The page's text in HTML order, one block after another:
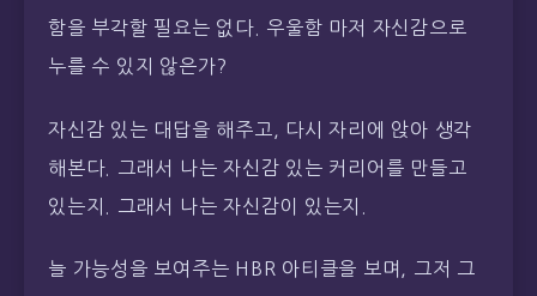
함을 부각할 필요는 없다. 우울함 마저 자신감으로
누를 수 있지 않은가?
자신감 있는 대답을 해주고, 다시 자리에 앉아 생각
해본다. 그래서 나는 자신감 있는 커리어를 만들고
있는지. 그래서 나는 자신감이 있는지.
늘 가능성을 보여주는 HBR 아티클을 보며, 그저 그